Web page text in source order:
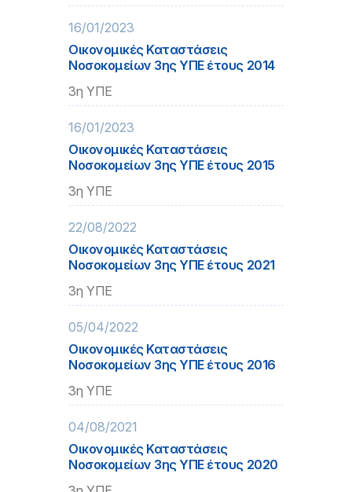
16/01/2023
Οικονομικές Καταστάσεις
Νοσοκομείων 3ης ΥΠΕ έτους 2014
3η ΥΠΕ
16/01/2023
Οικονομικές Καταστάσεις
Νοσοκομείων 3ης ΥΠΕ έτους 2015
3η ΥΠΕ
22/08/2022
Οικονομικές Καταστάσεις
Νοσοκομείων 3ης ΥΠΕ έτους 2021
3η ΥΠΕ
05/04/2022
Οικονομικές Καταστάσεις
Νοσοκομείων 3ης ΥΠΕ έτους 2016
3η ΥΠΕ
04/08/2021
Οικονομικές Καταστάσεις
Νοσοκομείων 3ης ΥΠΕ έτους 2020